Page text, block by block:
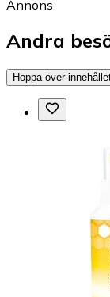
Annons
Andra
Hoppa över